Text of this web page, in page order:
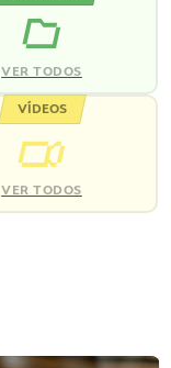
VER TODOS
VÍDEOS
VER TODOS